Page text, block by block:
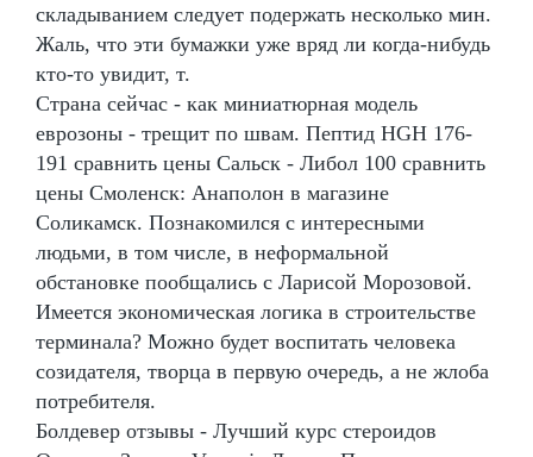
складыванием следует подержать несколько мин.
Жаль, что эти бумажки уже вряд ли когда-нибудь
кто-то увидит, т.
Страна сейчас - как миниатюрная модель
еврозоны - трещит по швам. Пептид HGH 176-
191 сравнить цены Сальск - Либол 100 сравнить
цены Смоленск: Анаполон в магазине
Соликамск. Познакомился с интересными
людьми, в том числе, в неформальной
обстановке пообщались с Ларисой Морозовой.
Имеется экономическая логика в строительстве
терминала? Можно будет воспитать человека
созидателя, творца в первую очередь, а не жлоба
потребителя.
Болдевер отзывы - Лучший курс стероидов